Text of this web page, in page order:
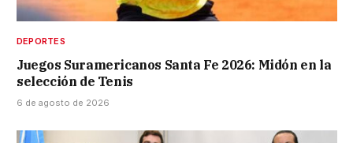
DEPORTES
Juegos Suramericanos Santa Fe 2026: Midón en la
selección de Tenis
6 de agosto de 2026